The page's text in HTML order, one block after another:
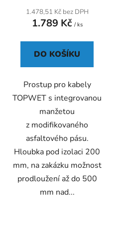
1.478,51 Kč bez DPH
1.789 Kč / ks
DO KOŠÍKU
Prostup pro kabely
TOPWET s integrovanou
manžetou
z modifikovaného
asfaltového pásu.
Hloubka pod izolaci 200
mm, na zakázku možnost
prodloužení až do 500
mm nad...